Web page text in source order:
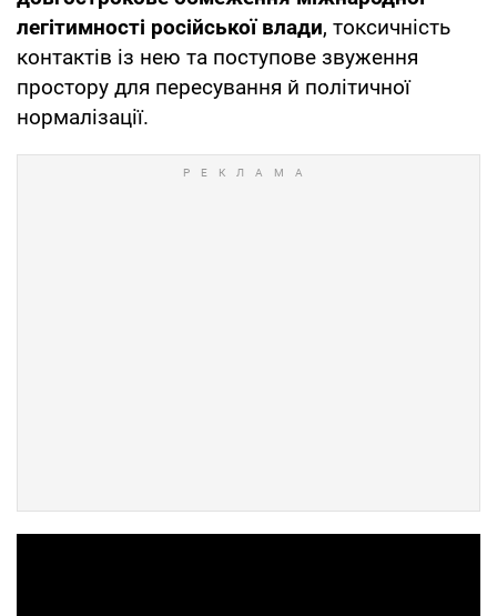
легітимності російської влади, токсичність
контактів із нею та поступове звуження
простору для пересування й політичної
нормалізації.